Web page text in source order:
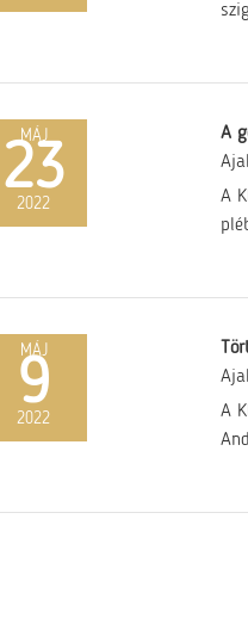
MÁJ
23
2022
A
A
MÁJ
9
2022
A